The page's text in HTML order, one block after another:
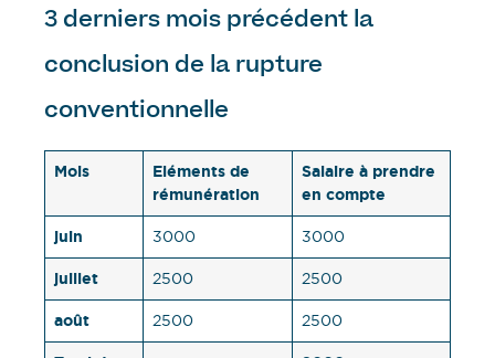
3 derniers mois précédent la
conclusion de la rupture
conventionnelle
Mois
Eléments de
rémunération
Salaire à prendre
en compte
juin
3000 3000
juillet 2500 2500
août 2500 2500